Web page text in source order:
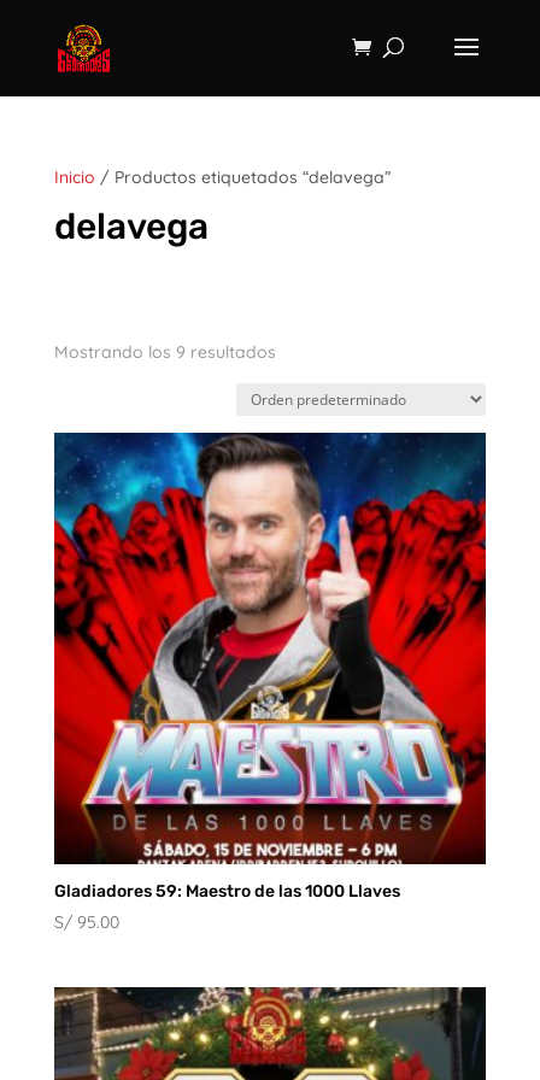
Inicio / Productos etiquetados “delavega”
delavega
Mostrando los 9 resultados
Gladiadores 59: Maestro de las 1000 Llaves
S/95.00